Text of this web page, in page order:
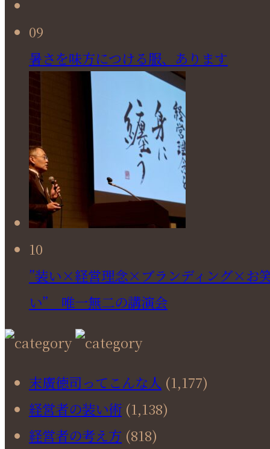
09
暑さを味方につける服、あります
10
”装い×経営理念×ブランディング×お
い” 唯一無二の講演会
末廣徳司ってこんな人 (1,177)
経営者の装い術 (1,138)
経営者の考え方 (818)